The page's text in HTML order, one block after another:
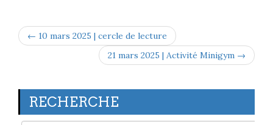
← 10 mars 2025 | cercle de lecture
21 mars 2025 | Activité Minigym →
RECHERCHE